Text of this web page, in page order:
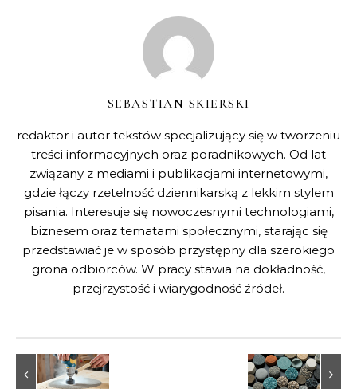
SEBASTIAN SKIERSKI
redaktor i autor tekstów specjalizujący się w tworzeniu
treści informacyjnych oraz poradnikowych. Od lat
związany z mediami i publikacjami internetowymi,
gdzie łączy rzetelność dziennikarską z lekkim stylem
pisania. Interesuje się nowoczesnymi technologiami,
biznesem oraz tematami społecznymi, starając się
przedstawiać je w sposób przystępny dla szerokiego
grona odbiorców. W pracy stawia na dokładność,
przejrzystość i wiarygodność źródeł.